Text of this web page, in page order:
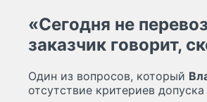
«Сегодня не
заказчик говорит,
Один из вопросов, который
отсутствие критериев